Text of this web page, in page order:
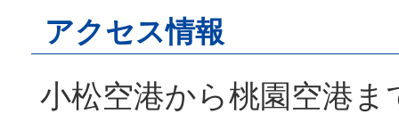
アクセス情報
小松空港から桃園空港ま